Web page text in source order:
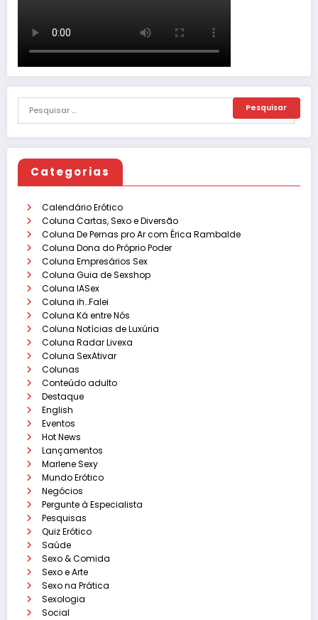
Categorias
Calendário Erótico
Coluna Cartas, Sexo e Diversão
Coluna De Pernas pro Ar com Érica Rambalde
Coluna Dona do Próprio Poder
Coluna Empresários Sex
Coluna Guia de Sexshop
Coluna IASex
Coluna ih…Falei
Coluna Ká entre Nós
Coluna Notícias de Luxúria
Coluna Radar Livexa
Coluna SexAtivar
Colunas
Conteúdo adulto
Destaque
English
Eventos
Hot News
Lançamentos
Marlene Sexy
Mundo Erótico
Negócios
Pergunte à Especialista
Pesquisas
Quiz Erótico
Saúde
Sexo & Comida
Sexo e Arte
Sexo na Prática
Sexologia
Social